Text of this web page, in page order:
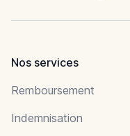
Nos services
Remboursement
Indemnisation